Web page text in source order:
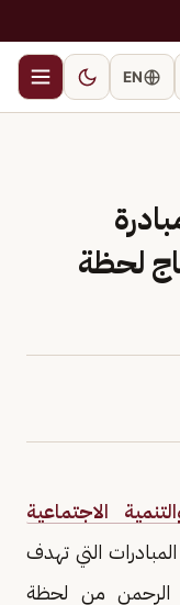
EN
لحظة
الاجتماعية
التي تهدف
الرحمن من لحظة